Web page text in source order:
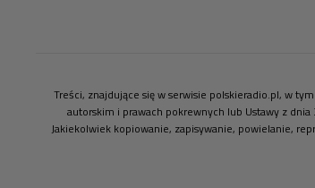
Treści, znajdujące się w serwisie polskieradio.pl, w
autorskim i prawach pokrewnych lub Ustawy z
Jakiekolwiek kopiowanie, zapisywanie, powielanie,